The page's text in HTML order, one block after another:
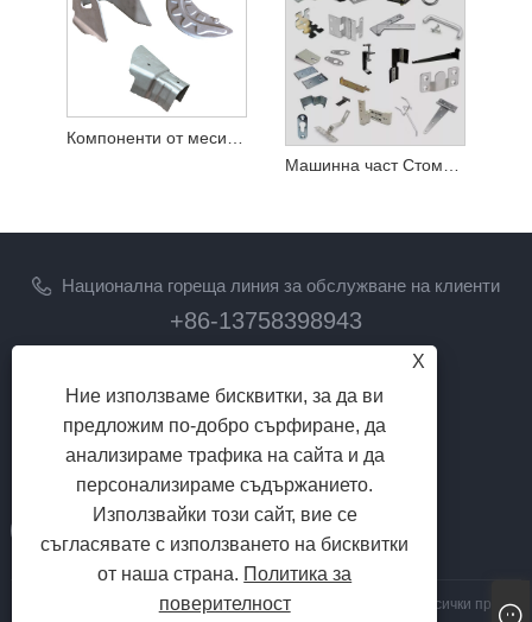
Национална гореща линия за обслужване на клиенти
+86-13758398943
lilyz@junmetal.com
junmetal.hardware.ltd@gmail.com
ПОСЛЕДВАЙ НИ
Авторско право © 2023 Jiaxing Junmetal Technology Co., Ltd. Всички права
X
Ние използваме бисквитки, за да ви
предложим по-добро сърфиране, да
анализираме трафика на сайта и да
персонализираме съдържанието.
Използвайки този сайт, вие се
съгласявате с използването на бисквитки
от наша страна. Политика за
поверителност